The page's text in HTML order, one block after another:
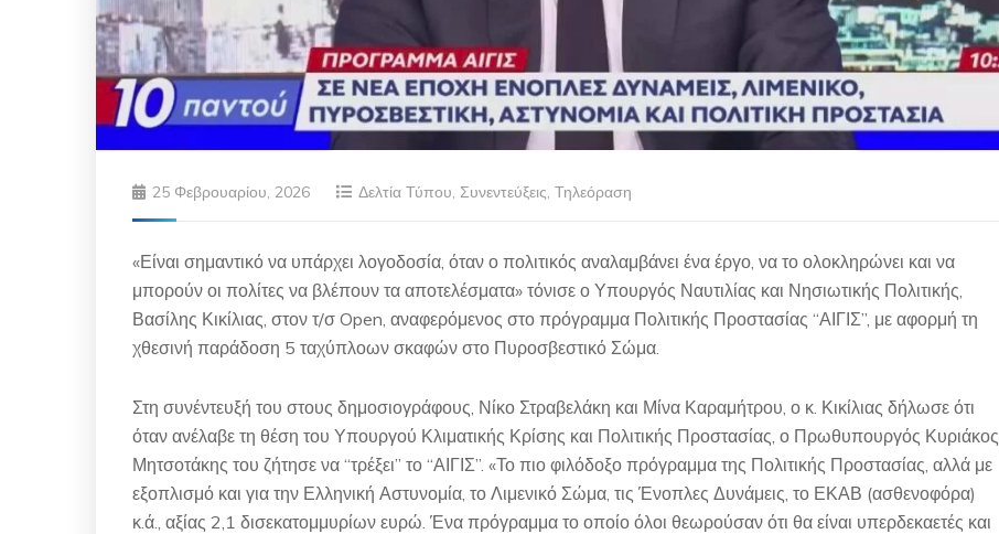
25 Φεβρουαρίου, 2026 Δελτία Τύπου, Συνεντεύξεις, Τηλεόραση
«Είναι σημαντικό να υπάρχει λογοδοσία, όταν ο πολιτικός αναλαμβάνει ένα έργο, να το ολοκληρώνει και να
μπορούν οι πολίτες να βλέπουν τα αποτελέσματα» τόνισε ο Υπουργός Ναυτιλίας και Νησιωτικής Πολιτικής,
Βασίλης Κικίλιας, στον τ/σ Open, αναφερόμενος στο πρόγραμμα Πολιτικής Προστασίας “ΑΙΓΙΣ”, με αφορμή τη
χθεσινή παράδοση 5 ταχύπλοων σκαφών στο Πυροσβεστικό Σώμα.
Στη συνέντευξή του στους δημοσιογράφους, Νίκο Στραβελάκη και Μίνα Καραμήτρου, ο κ. Κικίλιας δήλωσε ότι
όταν ανέλαβε τη θέση του Υπουργού Κλιματικής Κρίσης και Πολιτικής Προστασίας, ο Πρωθυπουργός Κυριάκος
Μητσοτάκης του ζήτησε να “τρέξει” το “ΑΙΓΙΣ”. «Το πιο φιλόδοξο πρόγραμμα της Πολιτικής Προστασίας, αλλά με
εξοπλισμό και για την Ελληνική Αστυνομία, το Λιμενικό Σώμα, τις Ένοπλες Δυνάμεις, το ΕΚΑΒ (ασθενοφόρα)
κ.ά., αξίας 2,1 δισεκατομμυρίων ευρώ. Ένα πρόγραμμα το οποίο όλοι θεωρούσαν ότι θα είναι υπερδεκαετές και